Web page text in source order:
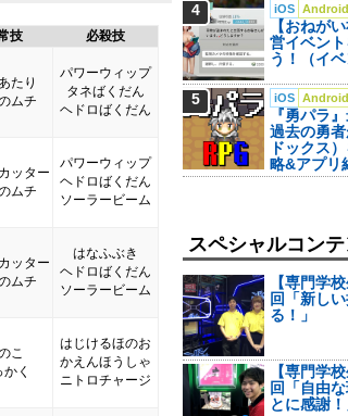
技 必殺技
たり
ムチ
パワーウィップ
タネばくだん
ヘドロばくだん
ッター
ムチ
パワーウィップ
ヘドロばくだん
ソーラービーム
ッター
ムチ
はなふぶき
ヘドロばくだん
ソーラービーム
こ
く
はじけるほのお
かえんほうしゃ
ニトロチャージ
4 iOS Android
【おねが
営イベン
う！（イベ
5 iOS Android
『勇パラ
過去の勇
ドックス
略&アプリ
スペシャルコン
【専門学
回「新し
る！」
【専門学
回「自由
とに感謝！